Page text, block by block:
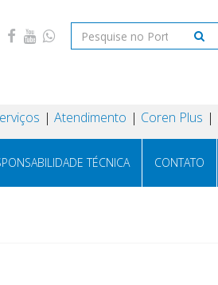
Atendimento Coren Plus
TÉCNICA CONTATO